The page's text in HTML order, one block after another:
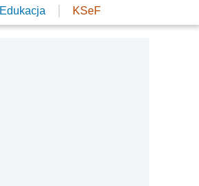
Edukacja KSeF